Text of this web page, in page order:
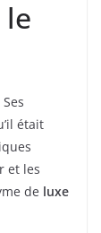
le
était
et les
de luxe